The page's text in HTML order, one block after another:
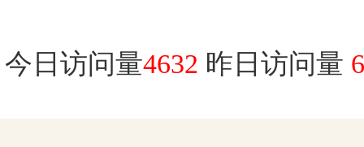
今日访问量4632 昨日访问量